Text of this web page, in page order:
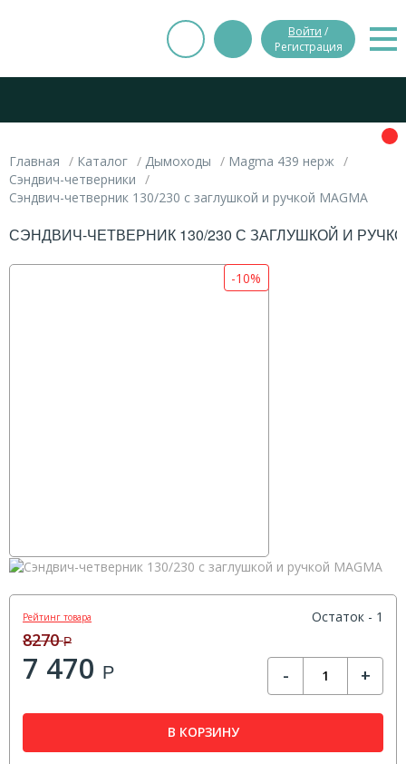
Войти /
Регистрация
Главная Каталог Дымоходы
Magma 439 нерж
Сэндвич-четверники
Сэндвич-четверник 130/230 с заглушкой и ручкой MAGMA
СЭНДВИЧ-ЧЕТВЕРНИК 130/230 С ЗАГЛУШКОЙ И
-10%
Рейтинг товара Остаток - 1
8270Р
7 470 Р - +
В КОРЗИНУ